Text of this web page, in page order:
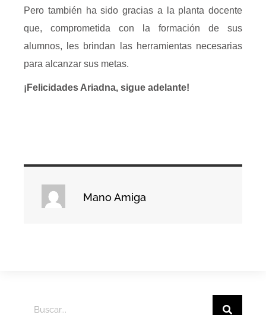
Pero también ha sido gracias a la planta docente
que, comprometida con la formación de sus
alumnos, les brindan las herramientas necesarias
para alcanzar sus metas.
¡Felicidades Ariadna, sigue adelante!
Mano Amiga